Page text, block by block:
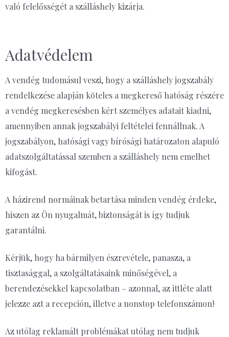
való felelősségét a szálláshely kizárja.
Adatvédelem
A vendég tudomásul veszi, hogy a szálláshely jogszabály
rendelkezése alapján köteles a megkereső hatóság részére
a vendég megkeresésben kért személyes adatait kiadni,
amennyiben annak jogszabályi feltételei fennállnak. A
jogszabályon, hatósági vagy bírósági határozaton alapuló
adatszolgáltatással szemben a szálláshely nem emelhet
kifogást.
A házirend normáinak betartása minden vendég érdeke,
hiszen az Ön nyugalmát, biztonságát is így tudjuk
garantálni.
Kérjük, hogy ha bármilyen észrevétele, panasza, a
tisztasággal, a szolgáltatásaink minőségével, a
berendezésekkel kapcsolatban – azonnal, az ittléte alatt
jelezze azt a recepción, illetve a nonstop telefonszámon!
Az utólag reklamált problémákat utólag nem tudjuk